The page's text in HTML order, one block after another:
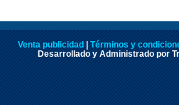
Venta publicidad
Términos y
Desarrollado y Administrado por